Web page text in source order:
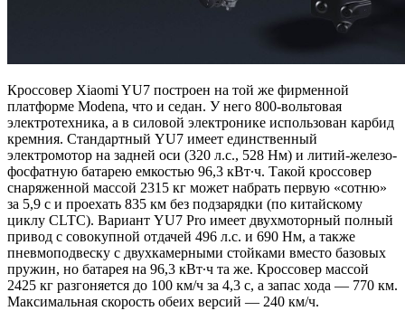
Кроссовер Xiaomi YU7 построен на той же фирменной
платформе Modena, что и седан. У него 800-вольтовая
электротехника, а в силовой электронике использован карбид
кремния. Стандартный YU7 имеет единственный
электромотор на задней оси (320 л.с., 528 Нм) и литий-железо-
фосфатную батарею емкостью 96,3 кВт∙ч. Такой кроссовер
снаряженной массой 2315 кг может набрать первую «сотню»
за 5,9 с и проехать 835 км без подзарядки (по китайскому
циклу CLTC). Вариант YU7 Pro имеет двухмоторный полный
привод с совокупной отдачей 496 л.с. и 690 Нм, а также
пневмоподвеску с двухкамерными стойками вместо базовых
пружин, но батарея на 96,3 кВт∙ч та же. Кроссовер массой
2425 кг разгоняется до 100 км/ч за 4,3 с, а запас хода — 770 км.
Максимальная скорость обеих версий — 240 км/ч.